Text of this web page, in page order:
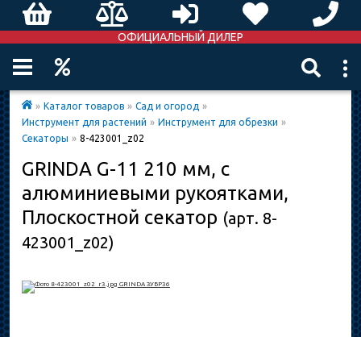
ОФИЦИАЛЬНЫЙ ДИЛЕР
» Каталог товаров » Сад и огород »
Инструмент для растений » Инструмент для обрезки »
Секаторы » 8-423001_z02
GRINDA G-11 210 мм, с
алюминиевыми рукоятками,
Плоскостной секатор (арт. 8-
423001_z02)